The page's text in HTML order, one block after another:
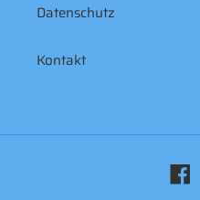
Datenschutz
Kontakt